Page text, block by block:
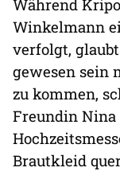
Während
Winkelmann
verfolgt,
gewesen sein
zu kommen,
Freundin Nina
Brautkleid